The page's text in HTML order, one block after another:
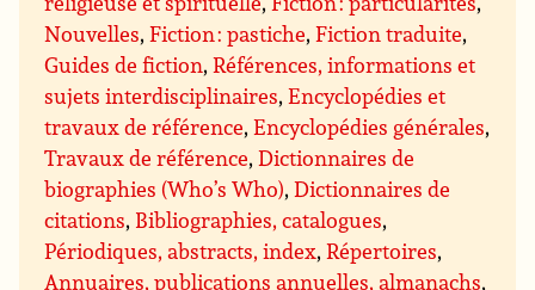
Nouvelles,Fiction : pastiche,Fiction traduite,
Guides de fiction,Références, informations et
sujets interdisciplinaires,Encyclopédies et
travaux de référence,Encyclopédies générales,
Travaux de référence,Dictionnaires de
biographies (Who’s Who),Dictionnaires de
citations, Bibliographies, catalogues,
Périodiques, abstracts, index,Répertoires,
Annuaires, publications annuelles, almanachs,